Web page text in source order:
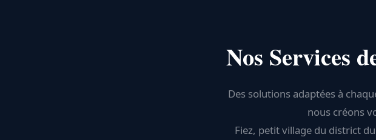
Nos Services
Des solutions adaptées à
nous créons
Fiez, petit village du district